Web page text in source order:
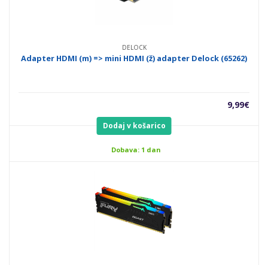
DELOCK
Adapter HDMI (m) => mini HDMI (ž) adapter Delock (65262)
9,99€
Dodaj v košarico
Dobava: 1 dan